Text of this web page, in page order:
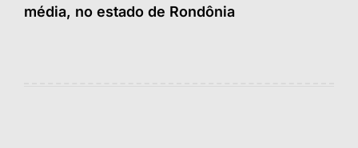
média, no estado de Rondônia